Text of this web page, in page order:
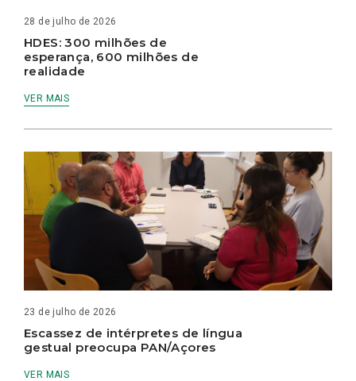
28 de julho de 2026
HDES: 300 milhões de
esperança, 600 milhões de
realidade
VER MAIS
23 de julho de 2026
Escassez de intérpretes de língua
gestual preocupa PAN/Açores
VER MAIS